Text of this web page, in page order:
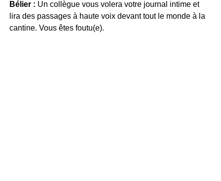
Bélier : Un collègue vous volera votre journal intime et
lira des passages à haute voix devant tout le monde à la
cantine. Vous êtes foutu(e).